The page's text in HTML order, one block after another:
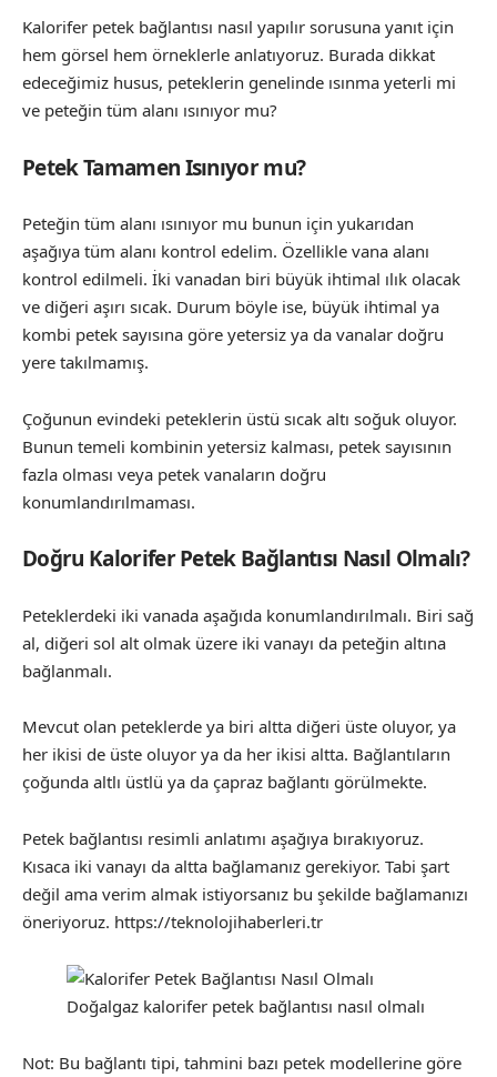
Kalorifer petek bağlantısı nasıl yapılır sorusuna yanıt için
hem görsel hem örneklerle anlatıyoruz. Burada dikkat
edeceğimiz husus, peteklerin genelinde ısınma yeterli mi
ve peteğin tüm alanı ısınıyor mu?
Petek Tamamen Isınıyor mu?
Peteğin tüm alanı ısınıyor mu bunun için yukarıdan
aşağıya tüm alanı kontrol edelim. Özellikle vana alanı
kontrol edilmeli. İki vanadan biri büyük ihtimal ılık olacak
ve diğeri aşırı sıcak. Durum böyle ise, büyük ihtimal ya
kombi petek sayısına göre yetersiz ya da vanalar doğru
yere takılmamış.
Çoğunun evindeki peteklerin üstü sıcak altı soğuk oluyor.
Bunun temeli kombinin yetersiz kalması, petek sayısının
fazla olması veya petek vanaların doğru
konumlandırılmaması.
Doğru Kalorifer Petek Bağlantısı Nasıl Olmalı?
Peteklerdeki iki vanada aşağıda konumlandırılmalı. Biri sağ
al, diğeri sol alt olmak üzere iki vanayı da peteğin altına
bağlanmalı.
Mevcut olan peteklerde ya biri altta diğeri üste oluyor, ya
her ikisi de üste oluyor ya da her ikisi altta. Bağlantıların
çoğunda altlı üstlü ya da çapraz bağlantı görülmekte.
Petek bağlantısı resimli anlatımı aşağıya bırakıyoruz.
Kısaca iki vanayı da altta bağlamanız gerekiyor. Tabi şart
değil ama verim almak istiyorsanız bu şekilde bağlamanızı
öneriyoruz. https://teknolojihaberleri.tr
Doğalgaz kalorifer petek bağlantısı nasıl olmalı
Not: Bu bağlantı tipi, tahmini bazı petek modellerine göre